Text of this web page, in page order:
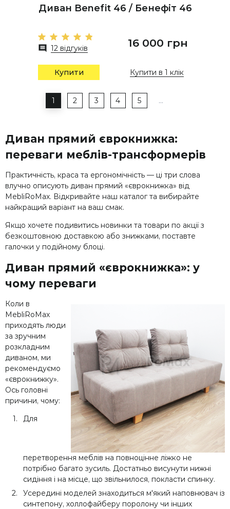
Диван Benefit 46 / Бенефіт 46
12 відгуків 16 000 грн
Купити Купити в 1 клік
1 2 3 4 5 …
Диван прямий єврокнижка:
переваги меблів-трансформерів
Практичність, краса та ергономічність — ці три слова
влучно описують диван прямий «єврокнижка» від
MebliRoMax. Відкривайте наш каталог та вибирайте
найкращий варіант на ваш смак.
Якщо хочете подивитись новинки та товари по акції з
безкоштовною доставкою або знижками, поставте
галочки у подійному блоці.
Диван прямий «єврокнижка»: у
чому переваги
Коли в
MebliRoMax
приходять люди
за зручним
розкладним
диваном, ми
рекомендуємо
«єврокнижку».
Ось головні
причини, чому:
Для
перетворення меблів на повноцінне ліжко не
потрібно багато зусиль. Достатньо висунути нижні
сидіння і на місце, що звільнилося, покласти спинку.
Усередині моделей знаходиться м'який наповнювач із
синтепону, холлофайберу поролону чи інших